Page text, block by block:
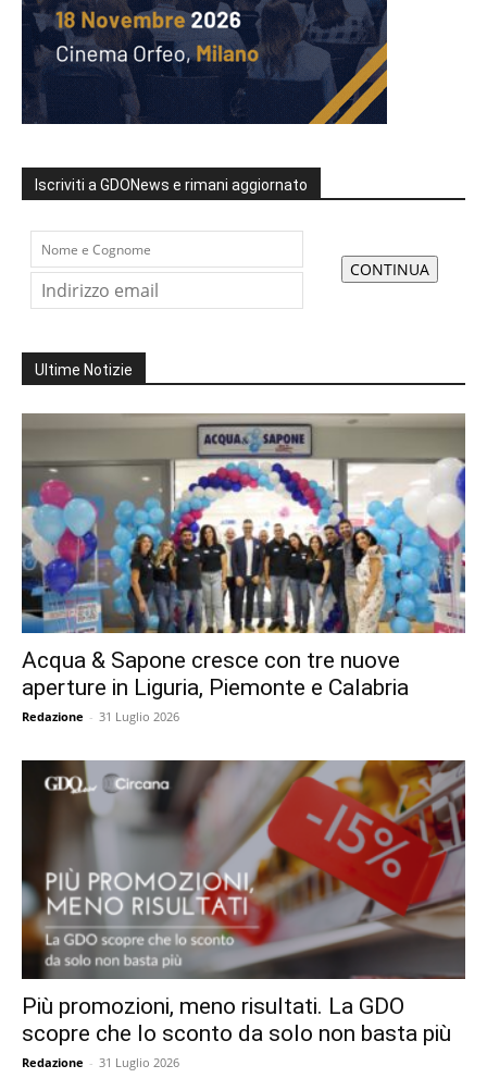
Iscriviti a GDONews e rimani aggiornato
Ultime Notizie
Acqua & Sapone cresce con tre nuove
aperture in Liguria, Piemonte e Calabria
Redazione - 31 Luglio 2026
Più promozioni, meno risultati. La GDO
scopre che lo sconto da solo non basta più
Redazione - 31 Luglio 2026